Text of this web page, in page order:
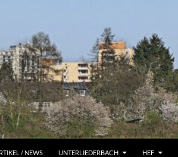
/ NEWS UNTERLIEDERBACH HEF